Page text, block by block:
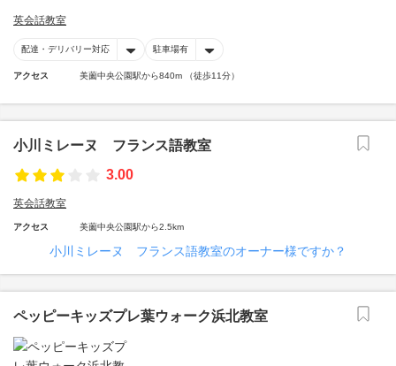
英会話教室
配達・デリバリー対応 駐車場有
アクセス 美薗中央公園駅から840m （徒歩11分）
小川ミレーヌ フランス語教室
3.00
英会話教室
アクセス 美薗中央公園駅から2.5km
小川ミレーヌ フランス語教室のオーナー様ですか？
ペッピーキッズプレ葉ウォーク浜北教室